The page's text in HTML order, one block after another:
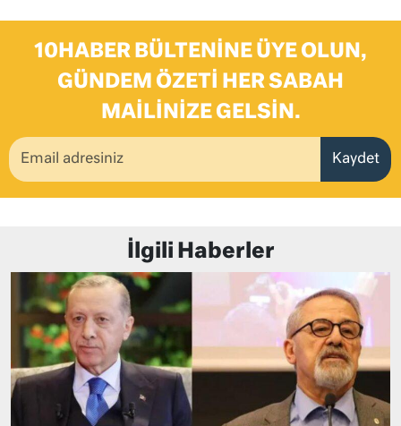
10HABER BÜLTENINE ÜYE OLUN,
GÜNDEM ÖZETI HER SABAH
MAILINIZE GELSIN.
Kaydet
İlgili Haberler